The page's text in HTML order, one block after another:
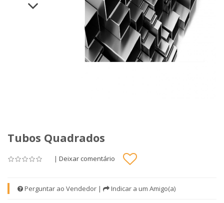
Tubos Quadrados
| Deixar comentário
Perguntar ao Vendedor | Indicar a um Amigo(a)